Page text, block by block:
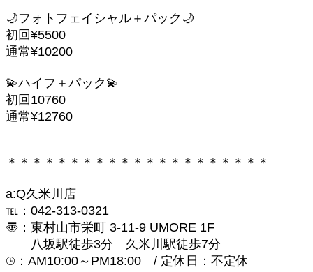
🌙フォトフェイシャル＋パック🌙
初回¥5500
通常¥10200
💫ハイフ＋パック💫
初回10760
通常¥12760
＊＊＊＊＊＊＊＊＊＊＊＊＊＊＊＊＊＊＊＊＊
a:Q久米川店
℡：042-313-0321
〠：東村山市栄町 3-11-9 UMORE 1F
八坂駅徒歩3分 久米川駅徒歩7分
⌚︎：AM10:00～PM18:00 / 定休日：不定休